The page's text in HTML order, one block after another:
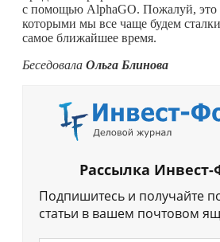
с помощью AlphaGO. Пожалуй, это
которыми мы все чаще будем
самое ближайшее время.
Беседовала Ольга Блинова
Рассылка Инвест-
Подпишитесь и получайте
статьи в вашем почтовом